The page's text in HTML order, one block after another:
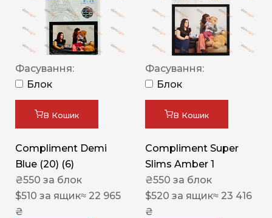
Фасування:
Блок
В Кошик
Compliment Demi
Blue (20) (6)
₴550 за блок
$510 за ящик≈ 22 965
₴
Фасування:
Блок
В Кошик
Compliment Super
Slims Amber 1
₴550 за блок
$520 за ящик≈ 23 416
₴